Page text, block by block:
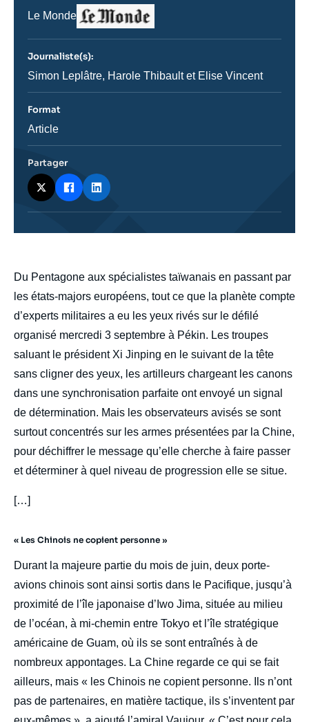
body
Du Pentagone aux spécialistes taïwanais en passant par
les états-majors européens, tout ce que la planète compte
d’experts militaires a eu les yeux rivés sur le défilé
organisé mercredi 3 septembre à Pékin. Les troupes
saluant le président Xi Jinping en le suivant de la tête
sans cligner des yeux, les artilleurs chargeant les canons
dans une synchronisation parfaite ont envoyé un signal
de détermination. Mais les observateurs avisés se sont
surtout concentrés sur les armes présentées par la Chine,
pour déchiffrer le message qu’elle cherche à faire passer
et déterminer à quel niveau de progression elle se situe.
[…]
« Les Chinois ne copient personne »
Durant la majeure partie du mois de juin, deux porte-
avions chinois sont ainsi sortis dans le Pacifique, jusqu’à
proximité de l’île japonaise d’Iwo Jima, située au milieu
de l’océan, à mi-chemin entre Tokyo et l’île stratégique
américaine de Guam, où ils se sont entraînés à de
nombreux appontages. La Chine regarde ce qui se fait
ailleurs, mais « les Chinois ne copient personne. Ils n’ont
pas de partenaires, en matière tactique, ils s’inventent par
Nom
journal,
ou
émission
Le Monde
Logo
Journaliste(s):
Journaliste
Simon Leplâtre, Harole Thibault et Elise Vincent
Format
Catégorie
Article
Partager